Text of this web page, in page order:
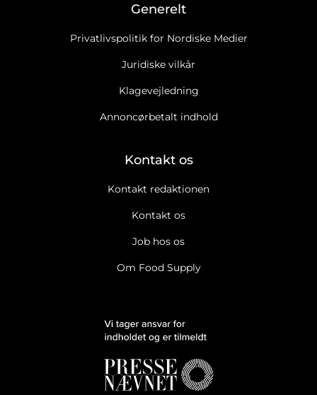
Generelt
Privatlivspolitik for Nordiske Medier
Juridiske vilkår
Klagevejledning
Annoncørbetalt indhold
Kontakt os
Kontakt redaktionen
Kontakt os
Job hos os
Om Food Supply